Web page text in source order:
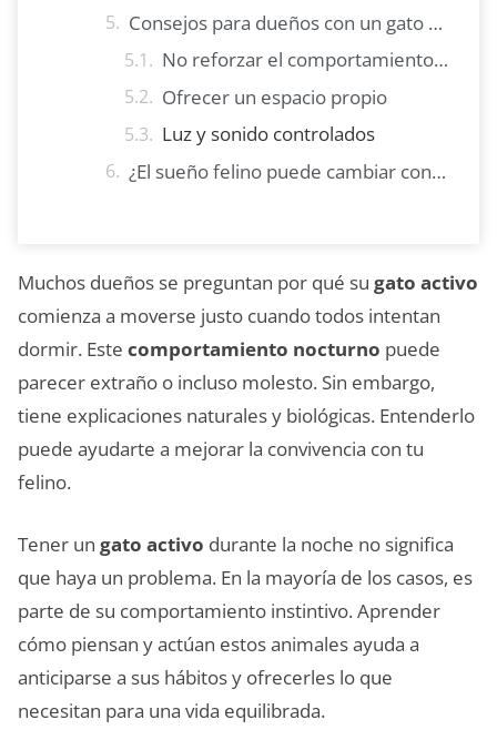
Consejos para dueños con un gato activo
No reforzar el comportamiento nocturno
Ofrecer un espacio propio
Luz y sonido controlados
¿El sueño felino puede cambiar con la edad?
Muchos dueños se preguntan por qué su gato activo
comienza a moverse justo cuando todos intentan
dormir. Este comportamiento nocturno puede
parecer extraño o incluso molesto. Sin embargo,
tiene explicaciones naturales y biológicas. Entenderlo
puede ayudarte a mejorar la convivencia con tu
felino.
Tener un gato activo durante la noche no significa
que haya un problema. En la mayoría de los casos, es
parte de su comportamiento instintivo. Aprender
cómo piensan y actúan estos animales ayuda a
anticiparse a sus hábitos y ofrecerles lo que
necesitan para una vida equilibrada.